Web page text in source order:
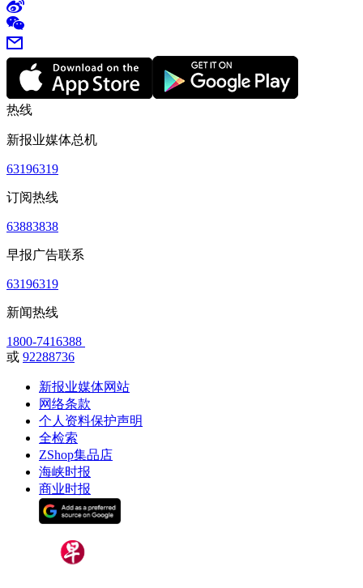
热线
新报业媒体总机
63196319
订阅热线
63883838
早报广告联系
63196319
新闻热线
1800-7416388
或 92288736
新报业媒体网站
网络条款
个人资料保护声明
全检索
ZShop集品店
海峡时报
商业时报